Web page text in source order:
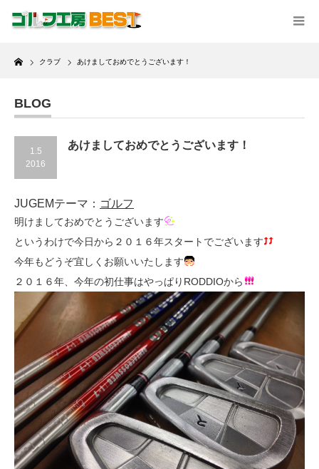
Home
クラブ あけましておめでとうございます！
BLOG
1.5
2016
あけましておめでとうございます！
JUGEMテーマ： ゴルフ
明けましておめでとうございます
というわけで今日から２０１６年スタートでございます
今年もどうぞ宜しくお願いいたします
２０１６年、今年の初仕事はやっぱりRODDIOから